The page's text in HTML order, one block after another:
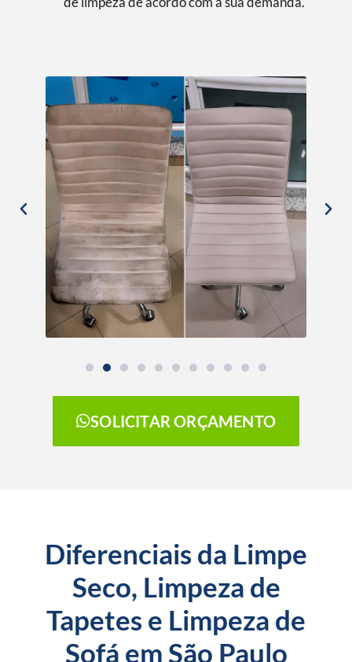
SOLICITAR ORÇAMENTO
Diferenciais da Limpe
Seco, Limpeza de
Tapetes e Limpeza de
Sofá em São Paulo